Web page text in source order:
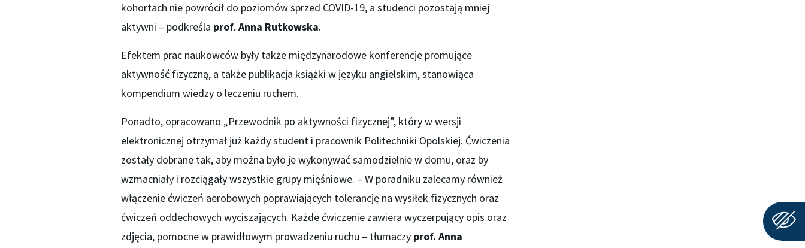
kohortach nie powrócił do poziomów sprzed COVID-19, a studenci pozostają mniej
aktywni – podkreśla prof. Anna Rutkowska.
Efektem prac naukowców były także międzynarodowe konferencje promujące
aktywność fizyczną, a także publikacja książki w języku angielskim, stanowiąca
kompendium wiedzy o leczeniu ruchem.
Ponadto, opracowano „Przewodnik po aktywności fizycznej”, który w wersji
elektronicznej otrzymał już każdy student i pracownik Politechniki Opolskiej. Ćwiczenia
zostały dobrane tak, aby można było je wykonywać samodzielnie w domu, oraz by
wzmacniały i rozciągały wszystkie grupy mięśniowe. – W poradniku zalecamy również
włączenie ćwiczeń aerobowych poprawiających tolerancję na wysiłek fizycznych oraz
ćwiczeń oddechowych wyciszających. Każde ćwiczenie zawiera wyczerpujący opis oraz
zdjęcia, pomocne w prawidłowym prowadzeniu ruchu – tłumaczy prof. Anna